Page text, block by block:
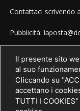
Contattaci scrivendo
Pubblicità:
Tel. 389 1492573
SEGUICI
Il presente sito
al suo
Cliccando su
accettano i
TUTTI I